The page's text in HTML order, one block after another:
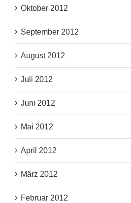
Oktober 2012
September 2012
August 2012
Juli 2012
Juni 2012
Mai 2012
April 2012
März 2012
Februar 2012